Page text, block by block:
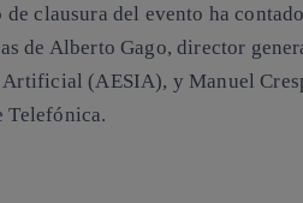
clausura del evento ha
de Alberto Gago, director
(AESIA), y Manuel
Telefónica.